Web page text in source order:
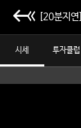
[20분지
시세 투자클럽